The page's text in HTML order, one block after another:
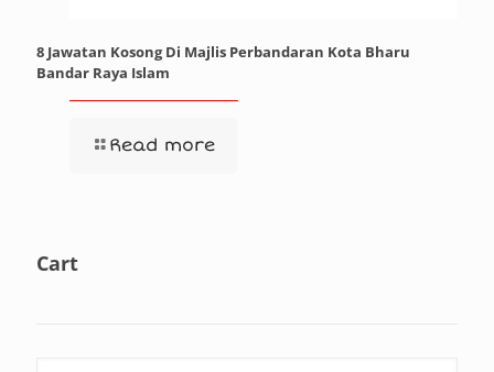
8 Jawatan Kosong Di Majlis Perbandaran Kota Bharu
Bandar Raya Islam
Read more
Cart